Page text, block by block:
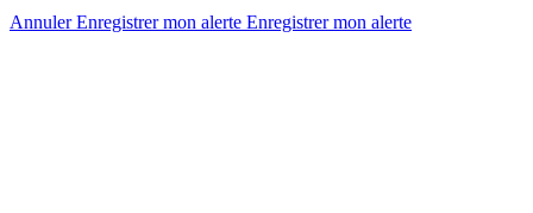
AnnulerEnregistrer mon alerte Enregistrermon alerte